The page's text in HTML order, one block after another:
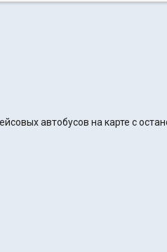
автобусов на карте с